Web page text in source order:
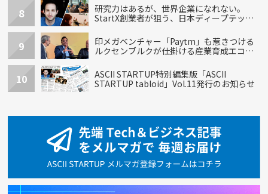
8
研究力はあるが、世界企業になれない。
StartX創業者が狙う、日本ディープテック
9
印メガベンチャー「Paytm」も惹きつける
ルクセンブルクが仕掛ける産業育成エコシ
10
ASCII STARTUP特別編集版「ASCII
STARTUP tabloid」Vol.11発行のお知らせ